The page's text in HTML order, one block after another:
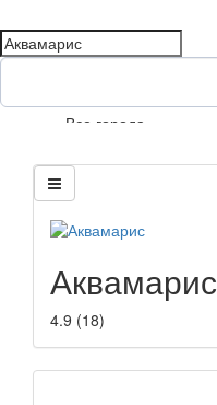
Все города
Аквамарис
4.9 (18)